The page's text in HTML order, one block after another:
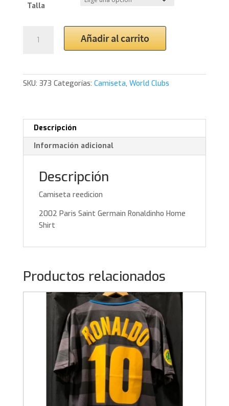
Talla
Paris
Ronaldinho
Añadir al carrito
SKU: 373 Categorías: Camiseta, World Clubs
Descripción
Información adicional
Descripción
Camiseta reedicion
2002 Paris Saint Germain Ronaldinho Home
Shirt
Productos relacionados